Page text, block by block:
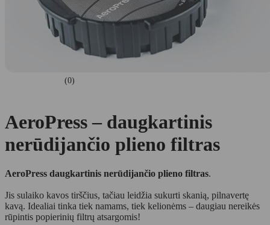
(0)
AeroPress – daugkartinis
nerūdijančio plieno filtras
AeroPress daugkartinis nerūdijančio plieno filtras.
Jis sulaiko kavos tirščius, tačiau leidžia sukurti skanią, pilnavertę
kavą. Idealiai tinka tiek namams, tiek kelionėms – daugiau nereikės
rūpintis popierinių filtrų atsargomis!